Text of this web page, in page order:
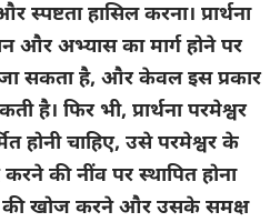
हासिल करना। प्रार्थना
और अभ्यास का मार्ग होने पर
जा सकता है, और केवल इस प्रकार
है। फिर भी, प्रार्थना परमेश्वर
होनी चाहिए, उसे परमेश्वर के
की नींव पर स्थापित होना
की खोज करने और उसके समक्ष